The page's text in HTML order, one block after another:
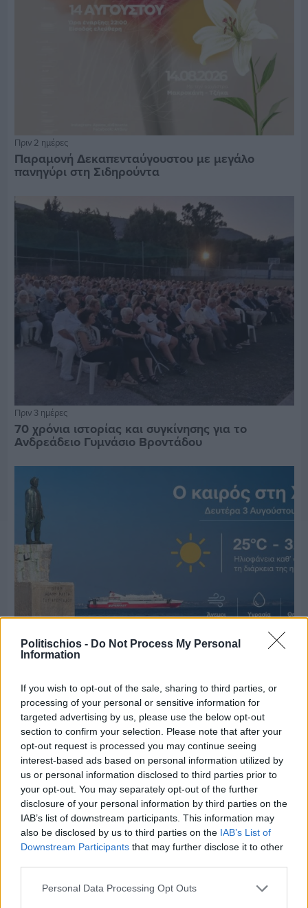
Politischios - Do Not Process My Personal
Information
If you wish to opt-out of the sale, sharing to third parties, or
processing of your personal or sensitive information for
targeted advertising by us, please use the below opt-out
section to confirm your selection. Please note that after your
opt-out request is processed you may continue seeing
interest-based ads based on personal information utilized by
us or personal information disclosed to third parties prior to
your opt-out. You may separately opt-out of the further
disclosure of your personal information by third parties on the
IAB’s list of downstream participants. This information may
also be disclosed by us to third parties on the IAB’s List of
Downstream Participants that may further disclose it to other
Personal Data Processing Opt Outs
Πριν 2 ημέρες
Παραμονή Δεκαπενταύγουστου με μεγάλο
πανηγύρι στη Σιδηρούντα
Πριν 3 ημέρες
70 χρόνια ιστορίας και συγκίνησης για το
Ανδρεάδειο Γυμνάσιο Βροντάδου
Πριν 3 ημέρες
Ο καιρός στη Χίο, σήμερα 3 Αυγούστου 2026
Διαφήμιση